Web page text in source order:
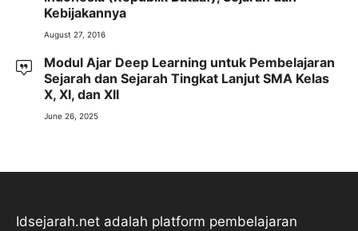
Kebijakannya
August 27, 2016
Modul Ajar Deep Learning untuk Pembelajaran
Sejarah dan Sejarah Tingkat Lanjut SMA Kelas
X, XI, dan XII
June 26, 2025
Idsejarah.net adalah platform pembelajaran